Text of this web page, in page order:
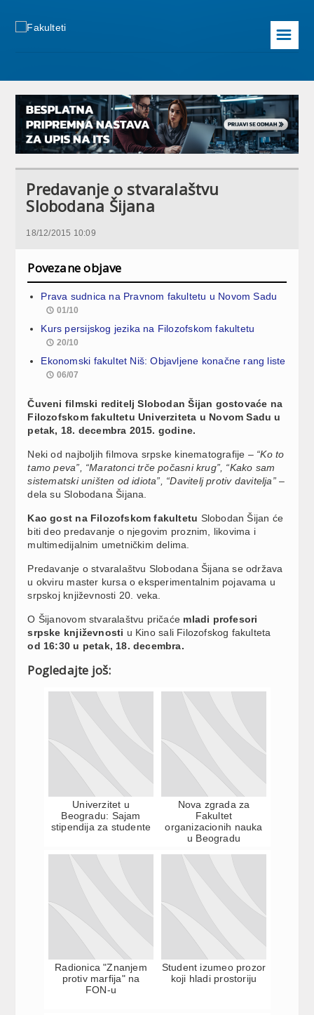
☰
Predavanje o stvaralaštvu
Slobodana Šijana
18/12/2015 10:09
Povezane objave
Prava sudnica na Pravnom fakultetu u Novom Sadu
01/10
Kurs persijskog jezika na Filozofskom fakultetu
20/10
Ekonomski fakultet Niš: Objavljene konačne rang liste
06/07
Čuveni filmski reditelj Slobodan Šijan gostovaće na
Filozofskom fakultetu Univerziteta u Novom Sadu u
petak, 18. decembra 2015. godine.
Neki od najboljih filmova srpske kinematografije – “Ko to
tamo peva”, “Maratonci trče počasni krug”, “Kako sam
sistematski uništen od idiota”, “Davitelj protiv davitelja”–
dela su Slobodana Šijana.
Kao gost na Filozofskom fakultetu Slobodan Šijan će
biti deo predavanje o njegovim proznim, likovima i
multimedijalnim umetničkim delima.
Predavanje o stvaralaštvu Slobodana Šijana se održava
u okviru master kursa o eksperimentalnim pojavama u
srpskoj književnosti 20. veka.
O Šijanovom stvaralaštvu pričaće mladi profesori
srpske književnosti u Kino sali Filozofskog fakulteta
od 16:30 u petak, 18. decembra.
Pogledajte još:
Univerzitet u
Beogradu: Sajam
stipendija za studente
Nova zgrada za
Fakultet
organizacionih nauka
u Beogradu
Radionica "Znanjem
protiv marfija" na
FON-u
Student izumeo prozor
koji hladi prostoriju